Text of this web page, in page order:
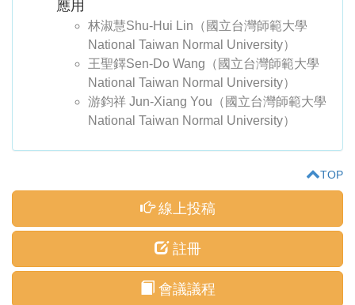
應用
林淑慧Shu-Hui Lin（國立台灣師範大學
National Taiwan Normal University）
王聖鐸Sen-Do Wang（國立台灣師範大學
National Taiwan Normal University）
游鈞祥 Jun-Xiang You（國立台灣師範大學
National Taiwan Normal University）
TOP
線上投稿
註冊
會議議程